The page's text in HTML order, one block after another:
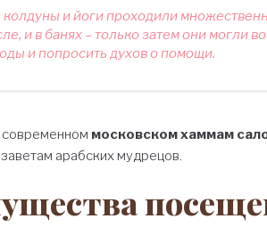
и йоги проходили
и в банях – только затем они могли
и попросить духов о помощи.
современном московском хаммам
арабских мудрецов.